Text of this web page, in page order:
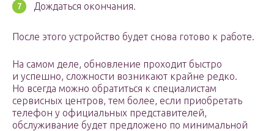
Дождаться окончания.
После этого устройство будет снова готово к работе.
На самом деле, обновление проходит быстро
и успешно, сложности возникают крайне редко.
Но всегда можно обратиться к специалистам
сервисных центров, тем более, если приобретать
телефон у официальных представителей,
обслуживание будет предложено по минимальной